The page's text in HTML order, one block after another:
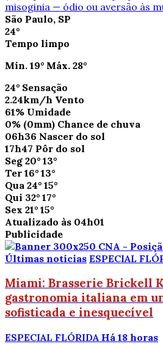
misoginia — ódio ou aversão às
São Paulo, SP
24°
Tempo limpo
Mín. 19° Máx. 28°
24° Sensação
2.24km/h Vento
61% Umidade
0% (0mm) Chance de chuva
06h36 Nascer do sol
17h47 Pôr do sol
Seg 20° 13°
Ter 16° 13°
Qua 24° 15°
Qui 32° 17°
Sex 21° 15°
Atualizado às 04h01
Publicidade
Últimas notícias ESPECIAL
Miami: Brasserie Brickell
gastronomia italiana em
sofisticada e inesquecível
ESPECIAL FLÓRIDA Há 18 horas